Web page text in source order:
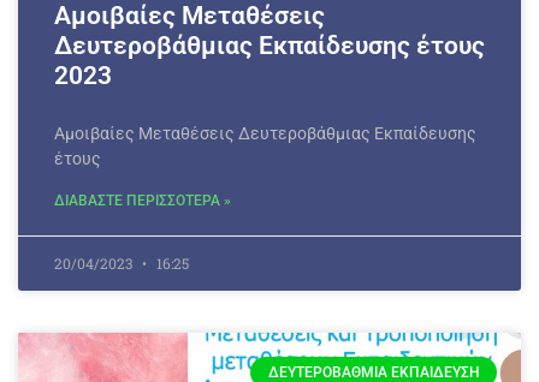
Αμοιβαίες Μεταθέσεις
Δευτεροβάθμιας Εκπαίδευσης έτους
2023
Αμοιβαίες Μεταθέσεις Δευτεροβάθμιας Εκπαίδευσης
έτους
ΔΙΑΒΑΣΤΕ ΠΕΡΙΣΣΟΤΕΡΑ »
20/04/2023 16:25
ΔΕΥΤΕΡΟΒΆΘΜΙΑ ΕΚΠΑΊΔΕΥΣΗ